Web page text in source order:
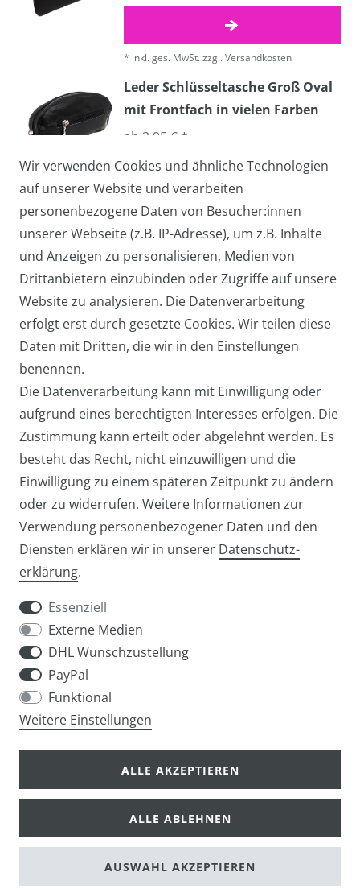
* inkl. ges. MwSt.zzgl.Versandkosten
Leder Schlüsseltasche Groß Oval
mit Frontfach in vielen Farben
ab 3,95 € *
inkl. ges. MwSt. zzgl. Versandkosten
Leder Schlüsseltasche Groß und
Flach mit Reißverschluss-
Frontfach & Lasche in vielen
Farben
ab 3,95 € *
*inkl. ges. MwSt.zzgl.Versandkosten
Widerrufs­formular
Impressum Daten­schutz­erklärung
info@taschen-tony.de
© Copyright 2026 | Alle Rechte vorbehalten.
Wir verwenden Cookies und ähnliche Technologien
auf unserer Website und verarbeiten
personenbezogene Daten von Besucher:innen
unserer Webseite (z.B. IP-Adresse), um z.B. Inhalte
und Anzeigen zu personalisieren, Medien von
Drittanbietern einzubinden oder Zugriffe auf unsere
Website zu analysieren. Die Datenverarbeitung
erfolgt erst durch gesetzte Cookies. Wir teilen diese
Daten mit Dritten, die wir in den Einstellungen
benennen.
Die Datenverarbeitung kann mit Einwilligung oder
aufgrund eines berechtigten Interesses erfolgen. Die
Zustimmung kann erteilt oder abgelehnt werden. Es
besteht das Recht, nicht einzuwilligen und die
Einwilligung zu einem späteren Zeitpunkt zu ändern
oder zu widerrufen. Weitere Informationen zur
Verwendung personenbezogener Daten und den
Diensten erklären wir in unserer Daten­schutz­
erklärung.
Essenziell
Externe Medien
DHL Wunschzustellung
PayPal
Funktional
Weitere Einstellungen
ALLE AKZEPTIEREN
ALLE ABLEHNEN
AUSWAHL AKZEPTIEREN